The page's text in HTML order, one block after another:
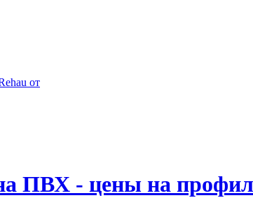
ПО СТРОИТЕЛЬСТВУ И
трудно переоценить. В...
ПВХ - цены на